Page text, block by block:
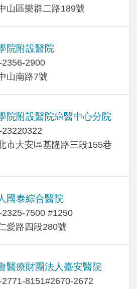
山區樂群二路189號
院附設醫院
2900
山南路7號
院附設醫院癌醫中心分院
市大安區基隆路三段155巷
國泰綜合醫院
7500 #1250
愛路四段280號
醫療財團法人臺安醫院
8151#2670-2672